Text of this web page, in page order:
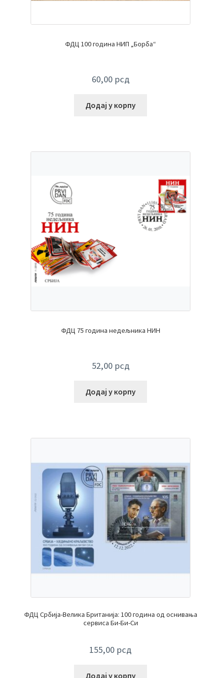
ФДЦ 100 година НИП „Борба“
60,00 рсд
Додај у корпу
ФДЦ 75 година недељника НИН
52,00 рсд
Додај у корпу
ФДЦ Србија-Велика Британија: 100 година од оснивања
сервиса Би-Би-Си
155,00 рсд
Додај у корпу